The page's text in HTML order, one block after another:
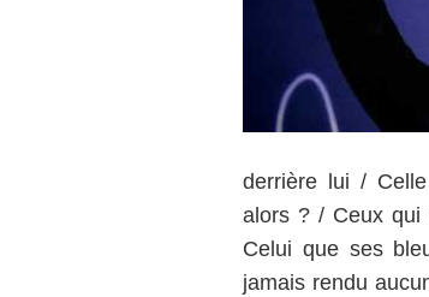
derrière lui /
alors ? / Ceux qui
Celui que ses
jamais rendu